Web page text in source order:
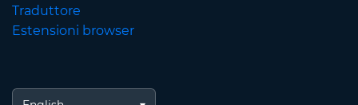
Traduttore
Estensioni browser